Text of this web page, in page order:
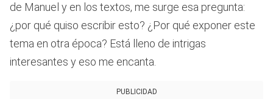
de Manuel y en los textos, me surge esa pregunta:
¿por qué quiso escribir esto? ¿Por qué exponer este
tema en otra época? Está lleno de intrigas
interesantes y eso me encanta.
PUBLICIDAD